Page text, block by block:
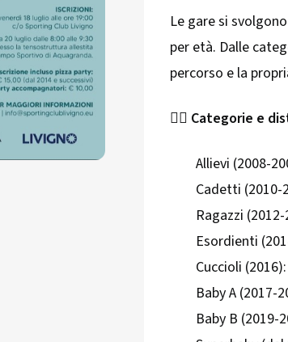
Le gare si
per età. Dalle
percorso e la
🏃‍♂️ Categorie e
Allievi (2008-
Cadetti (2010-
Ragazzi
Esordienti
Cuccioli
Baby A (2017-
Baby B (2019-